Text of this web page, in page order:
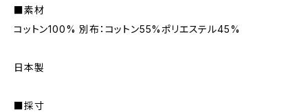
■素材
コットン100% 別布：コットン55%ポリエステル45%
日本製
■採寸